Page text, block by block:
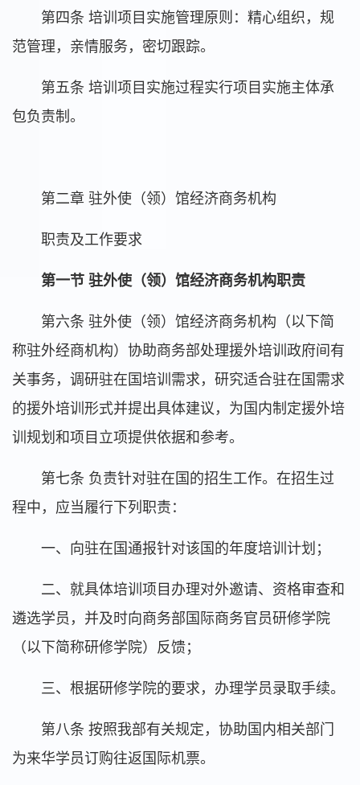
第四条 培训项目实施管理原则：精心组织，规
范管理，亲情服务，密切跟踪。
第五条 培训项目实施过程实行项目实施主体承
包负责制。
第二章 驻外使（领）馆经济商务机构
职责及工作要求
第一节 驻外使（领）馆经济商务机构职责
第六条 驻外使（领）馆经济商务机构（以下简
称驻外经商机构）协助商务部处理援外培训政府间有
关事务，调研驻在国培训需求，研究适合驻在国需求
的援外培训形式并提出具体建议，为国内制定援外培
训规划和项目立项提供依据和参考。
第七条 负责针对驻在国的招生工作。在招生过
程中，应当履行下列职责：
一、向驻在国通报针对该国的年度培训计划；
二、就具体培训项目办理对外邀请、资格审查和
遴选学员，并及时向商务部国际商务官员研修学院
（以下简称研修学院）反馈；
三、根据研修学院的要求，办理学员录取手续。
第八条 按照我部有关规定，协助国内相关部门
为来华学员订购往返国际机票。